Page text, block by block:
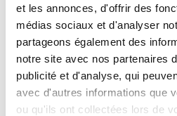
et les annonces, d'offrir des
médias sociaux et d'analyser
partageons également des
notre site avec nos partenaires
publicité et d'analyse, qui
avec d'autres informations que
ou qu'ils ont collectées lors de